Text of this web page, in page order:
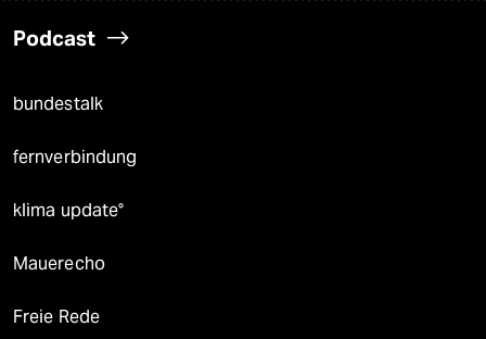
Podcast
bundestalk
fernverbindung
klima update°
Mauerecho
Freie Rede